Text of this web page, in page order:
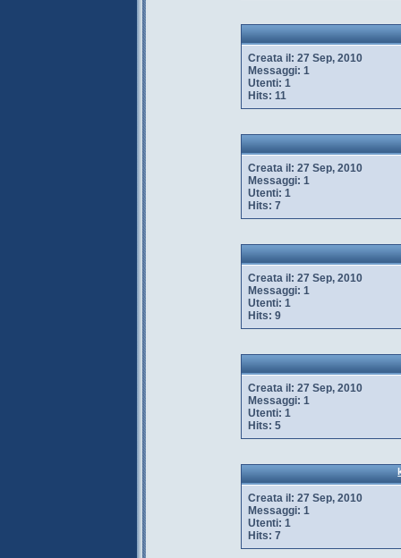
Creata il: 27 Sep, 2010
Messaggi: 1
Utenti: 1
Hits: 11
Creata il: 27 Sep, 2010
Messaggi: 1
Utenti: 1
Hits: 7
Creata il: 27 Sep, 2010
Messaggi: 1
Utenti: 1
Hits: 9
Creata il: 27 Sep, 2010
Messaggi: 1
Utenti: 1
Hits: 5
Creata il: 27 Sep, 2010
Messaggi: 1
Utenti: 1
Hits: 7